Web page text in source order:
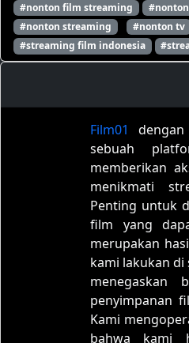
#nonton film streaming
#nonton streaming
#nonton tv
#streaming film indonesia
Film01
sebuah
memberikan
menikmati
Penting untuk
film yang
merupakan
kami lakukan di
menegaskan
penyimpanan
Kami
bahwa kami